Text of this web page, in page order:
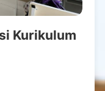
Kurikulum